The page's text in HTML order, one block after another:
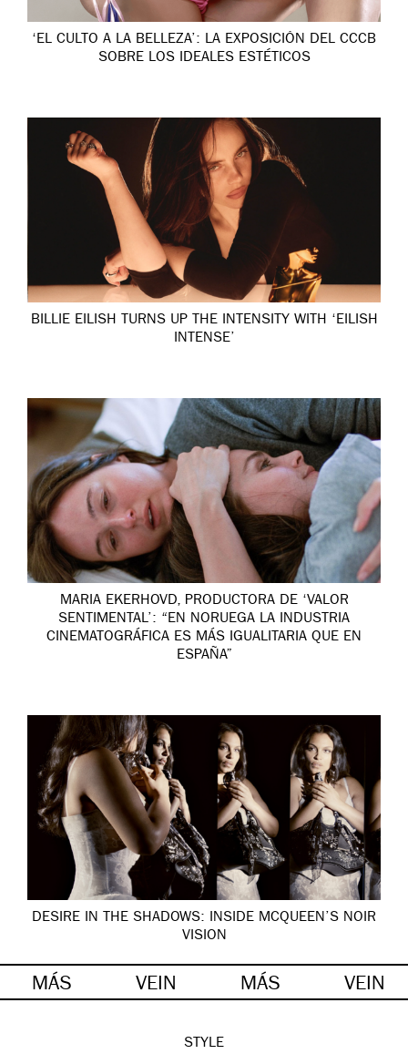
‘EL CULTO A LA BELLEZA’: LA EXPOSICIÓN DEL CCCB
SOBRE LOS IDEALES ESTÉTICOS
BILLIE EILISH TURNS UP THE INTENSITY WITH ‘EILISH
INTENSE’
MARIA EKERHOVD, PRODUCTORA DE ‘VALOR
SENTIMENTAL’: “EN NORUEGA LA INDUSTRIA
CINEMATOGRÁFICA ES MÁS IGUALITARIA QUE EN
ESPAÑA”
DESIRE IN THE SHADOWS: INSIDE MCQUEEN’S NOIR
VISION
MÁS VEIN MÁS VEIN
STYLE